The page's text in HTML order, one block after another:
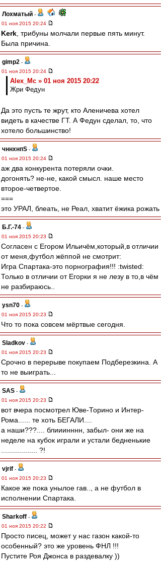
Лохматый -
01 ноя 2015 20:24
Kerk , трибуны молчали первые пять минут.
Была причина.
gimp2 -
01 ноя 2015 20:24
Alex_Mc » 01 ноя 2015 20:22
Жри Федун
Да это пусть те жрут, кто Аленичева хотел
видеть в качестве ГТ. А Федун сделал, то, что
хотело большинство!
чннхнпS -
01 ноя 2015 20:24
аж два конкурента потеряли очки.
догонять? не-не, какой смысл. наше место
второе-четвертое.
===
это УРАЛ, блеать, не Реал, хватит ёжика рожать
Б.Г.-74 -
01 ноя 2015 20:23
Согласен с Егором Ильичём,который,в отличии
от меня,футбол жёппой не смотрит:
Игра Спартака-это порнография!!! :twisted:
Только в отличии от Егорки я не лезу в то,в чём
не разбираюсь..
ysn70 -
01 ноя 2015 20:23
Что то пока совсем мёртвые сегодня.
Sladkov -
01 ноя 2015 20:23
Срочно в перерыве покупаем Подберезкина. А
то не выиграть...
SAS -
01 ноя 2015 20:23
вот вчера посмотрел Юве-Торино и Интер-
Рома...... те хоть БЕГАЛИ....
а наши???.... блииинннн, забыл- они же на
неделе на кубок играли и устали бедненькие
.................. ?!
vjrif -
01 ноя 2015 20:23
Какое же пока унылое гав.., а не футбол в
исполнении Спартака.
Sharkoff -
01 ноя 2015 20:22
Просто писец, может у нас газон какой-то
особенный? это же уровень ФНЛ !!!
Пустите Роя Джонса в раздевалку ))